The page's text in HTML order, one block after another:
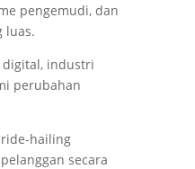
pengemudi, dan
luas.
digital, industri
perubahan
hailing
secara